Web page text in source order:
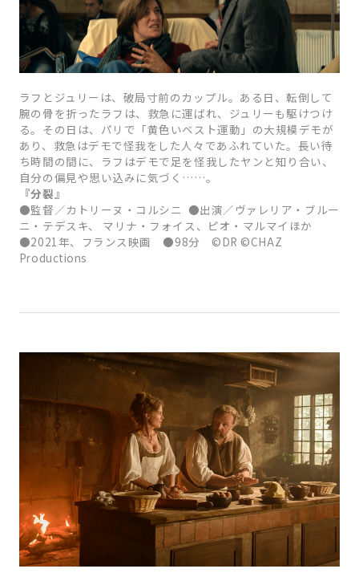
ラフとジュリーは、破局寸前のカップル。ある日、転倒して
腕の骨を折ったラフは、救急に運ばれ、ジュリーも駆けつけ
る。その日は、パリで「黄色いベスト運動」の大規模デモが
あり、救急はデモで怪我をした人々であふれていた。長い待
ち時間の間に、ラフはデモで足を怪我したヤンと知り合い、
自分の偏見や思い込みに気づく……。
『分裂』
●監督／カトリーヌ・コルシニ ●出演／ヴァレリア・ブルー
ニ・テデスキ、 マリナ・フォイス、ピオ・マルマイほか
●2021年、フランス映画 ●98分 ©DR ©CHAZ
Productions